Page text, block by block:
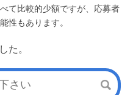
て比較的少額ですが、応募者
性もあります。
た。